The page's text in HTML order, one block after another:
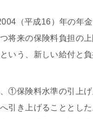
（平成16）年の年
将来の保険料負担の
いう、新しい給付と
①保険料水準の引上
引き上げることとし